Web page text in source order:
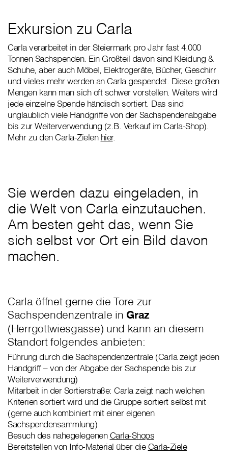
Exkursion zu Carla
Carla verarbeitet in der Steiermark pro Jahr fast 4.000
Tonnen Sachspenden. Ein Großteil davon sind Kleidung &
Schuhe, aber auch Möbel, Elektrogeräte, Bücher, Geschirr
und vieles mehr werden an Carla gespendet. Diese großen
Mengen kann man sich oft schwer vorstellen. Weiters wird
jede einzelne Spende händisch sortiert. Das sind
unglaublich viele Handgriffe von der Sachspendenabgabe
bis zur Weiterverwendung (z.B. Verkauf im Carla-Shop).
Mehr zu den Carla-Zielen hier.
Sie werden dazu eingeladen, in
die Welt von Carla einzutauchen.
Am besten geht das, wenn Sie
sich selbst vor Ort ein Bild davon
machen.
Carla öffnet gerne die Tore zur
Sachspendenzentrale in Graz
(Herrgottwiesgasse) und kann an diesem
Standort folgendes anbieten:
Führung durch die Sachspendenzentrale (Carla zeigt jeden
Handgriff – von der Abgabe der Sachspende bis zur
Weiterverwendung)
Mitarbeit in der Sortierstraße: Carla zeigt nach welchen
Kriterien sortiert wird und die Gruppe sortiert selbst mit
(gerne auch kombiniert mit einer eigenen
Sachspendensammlung)
Besuch des nahegelegenenCarla-Shops
Bereitstellen von Info-Material über dieCarla-Ziele